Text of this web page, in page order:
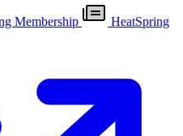
Membership
HeatSpring